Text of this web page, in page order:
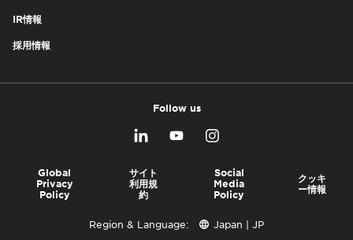
IR情報
採用情報
Follow us
Global
Privacy
Policy
サイト
利用規
約
Social
Media
Policy
クッキ
ー情報
Region & Language:
Japan | JP